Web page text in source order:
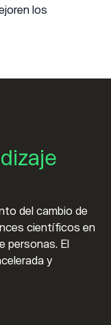
los
del cambio de
científicos en
personas. El
y